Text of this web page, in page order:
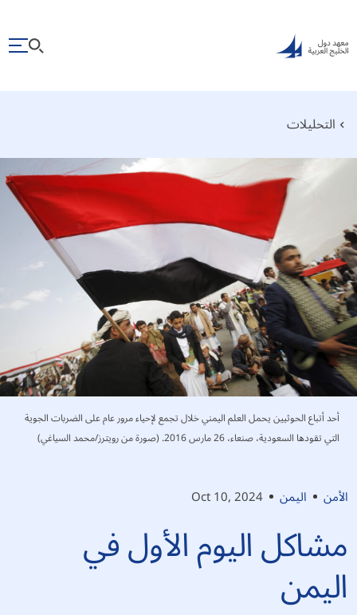
التحليلات
الأمن اليمن Oct 10, 2024
مشاكل اليوم الأول في
اليمن
أحد أتباع الحوثيين يحمل العلم اليمني خلال تجمع لإحياء مرور عام على الضربات الجوية
التي تقودها السعودية، صنعاء، 26 مارس 2016. (صورة من رويترز/محمد السياغي)